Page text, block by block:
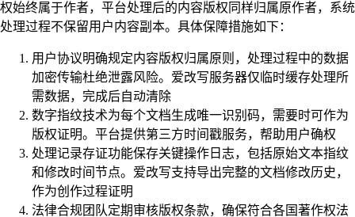
权始终属于作者，平台处理后的内容版权同样归属原作者，系统
处理过程不保留用户内容副本。具体保障措施如下：
用户协议明确规定内容版权归属原则，处理过程中的数据
加密传输杜绝泄露风险。爱改写服务器仅临时缓存处理所
需数据，完成后自动清除
数字指纹技术为每个文档生成唯一识别码，需要时可作为
版权证明。平台提供第三方时间戳服务，帮助用户确权
处理记录存证功能保存关键操作日志，包括原始文本指纹
和修改时间节点。爱改写支持导出完整的文档修改历史，
作为创作过程证明
法律合规团队定期审核版权条款，确保符合各国著作权法